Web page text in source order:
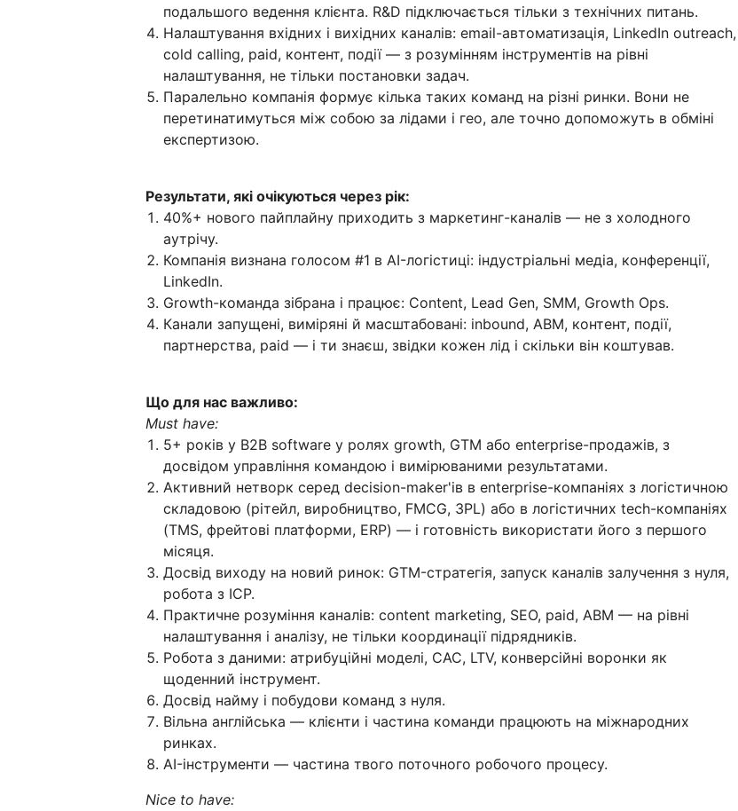
подальшого ведення клієнта. R&D підключається тільки з технічних питань.
Налаштування вхідних і вихідних каналів: email-автоматизація, LinkedIn outreach,
cold calling, paid, контент, події — з розумінням інструментів на рівні
налаштування, не тільки постановки задач.
Паралельно компанія формує кілька таких команд на різні ринки. Вони не
перетинатимуться між собою за лідами і гео, але точно допоможуть в обміні
експертизою.
Результати, які очікуються через рік:
40%+ нового пайплайну приходить з маркетинг-каналів — не з холодного
аутрічу.
Компанія визнана голосом #1 в AI-логістиці: індустріальні медіа, конференції,
LinkedIn.
Growth-команда зібрана і працює: Content, Lead Gen, SMM, Growth Ops.
Канали запущені, виміряні й масштабовані: inbound, ABM, контент, події,
партнерства, paid — і ти знаєш, звідки кожен лід і скільки він коштував.
Що для нас важливо:
Must have:
5+ років у B2B software у ролях growth, GTM або enterprise-продажів, з
досвідом управління командою і вимірюваними результатами.
Активний нетворк серед decision-maker'ів в enterprise-компаніях з логістичною
складовою (рітейл, виробництво, FMCG, 3PL) або в логістичних tech-компаніях
(TMS, фрейтові платформи, ERP) — і готовність використати його з першого
місяця.
Досвід виходу на новий ринок: GTM-стратегія, запуск каналів залучення з нуля,
робота з ICP.
Практичне розуміння каналів: content marketing, SEO, paid, ABM — на рівні
налаштування і аналізу, не тільки координації підрядників.
Робота з даними: атрибуційні моделі, CAC, LTV, конверсійні воронки як
щоденний інструмент.
Досвід найму і побудови команд з нуля.
Вільна англійська — клієнти і частина команди працюють на міжнародних
ринках.
AI-інструменти — частина твого поточного робочого процесу.
Nice to have: